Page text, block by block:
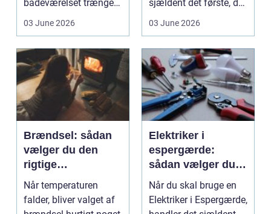
badeværelset trænger
til en gennemgribende
03 June 2026
sjældent det første, du
tænker på. Men ...
03 June 2026
Brændsel: sådan
vælger du den
rigtige
varmeløsning til
hjemmet
Når temperaturen
falder, bliver valget af
Elektriker i
espergærde:
sådan vælger du
trygt og sikkert
Når du skal bruge en
Elektriker i Espergærde,